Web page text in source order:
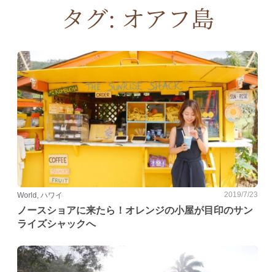
タグ: オアフ島
World, ハワイ 2019/7/23
ノースショアに来たら！オレンジの小屋が目印のサン
ライズシャックへ